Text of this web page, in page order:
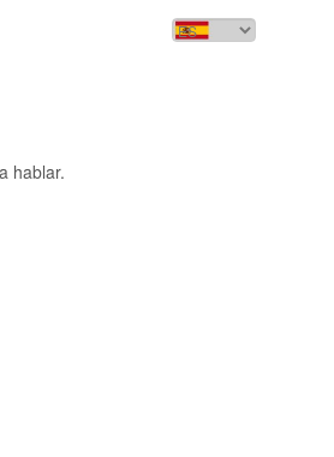
hablar.